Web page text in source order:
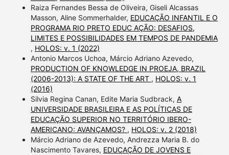
Raiza Fernandes Bessa de Oliveira, Giseli Alcassas
Masson, Aline Sommerhalder, EDUCAÇÃO INFANTIL E O
PROGRAMA RIO PRETO EDUC AÇÃO: DESAFIOS,
LIMITES E POSSIBILIDADES EM TEMPOS DE PANDEMIA
, HOLOS: v. 1 (2022)
Antonio Marcos Uchoa, Márcio Adriano Azevedo,
PRODUCTION OF KNOWLEDGE IN PROEJA, BRAZIL
(2006-2013): A STATE OF THE ART , HOLOS: v. 1
(2016)
Silvia Regina Canan, Edite Maria Sudbrack, A
UNIVERSIDADE BRASILEIRA E AS POLÍTICAS DE
EDUCAÇÃO SUPERIOR NO TERRITÓRIO IBERO-
AMERICANO: AVANÇAMOS? , HOLOS: v. 2 (2018)
Márcio Adriano de Azevedo, Andrezza Maria B. do
Nascimento Tavares, EDUCAÇÃO DE JOVENS E